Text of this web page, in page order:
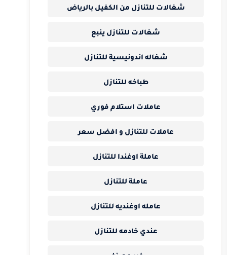
شغالات للتنازل من الكفيل بالرياض
شغالات للتنازل ينبع
شغاله اندونيسية للتنازل
طباخه للتنازل
عاملات استلام فوري
عاملات للتنازل و افضل سعر
عاملة اوغندا للتنازل
عاملة للتنازل
عامله اوغنديه للتنازل
عندي خادمه للتنازل